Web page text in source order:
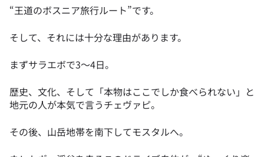
“王道のボスニア旅行ルート”です。
そして、それには十分な理由があります。
まずサラエボで3〜4日。
歴史、文化、そして「本物はここでしか食べられない」と
地元の人が本気で言うチェヴァピ。
その後、山岳地帯を南下してモスタルへ。